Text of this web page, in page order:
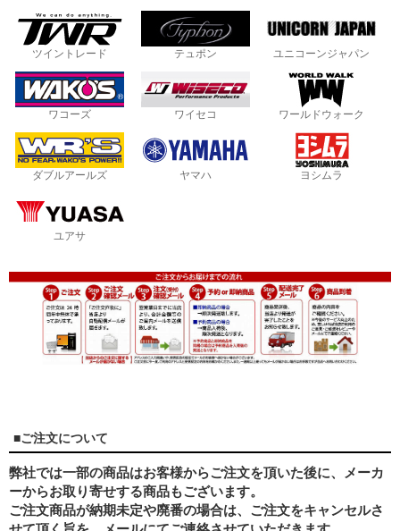
ツイントレード テュポン ユニコーンジャパン
ワコーズ ワイセコ ワールドウォーク
ダブルアールズ ヤマハ ヨシムラ
ユアサ
■ご注文について
弊社では一部の商品はお客様からご注文を頂いた後に、メーカ
ーからお取り寄せする商品もございます。
ご注文商品が納期未定や廃番の場合は、ご注文をキャンセルさ